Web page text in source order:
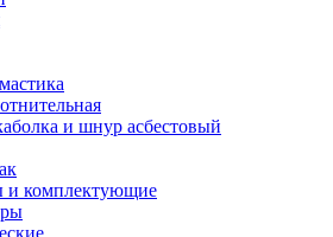
и шнур асбестовый
и комплектующие